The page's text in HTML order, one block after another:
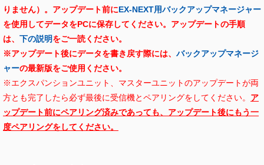
りません）。アップデート前にEX-NEXT用バックアップマネージャー
を使用してデータをPCに保存してください。 アップデートの手順
は、 下の説明をご一読ください。
※アップデート後にデータを書き戻す際には、 バックアップマネージ
ャーの最新版をご使用ください。
※エクスパンションユニット、マスターユニットのアップデートが両
方とも完了したら必ず最後に受信機とペアリングをしてください。 ア
ップデート前にペアリング済みであっても、アップデート後にもう一
度ペアリングをしてください。